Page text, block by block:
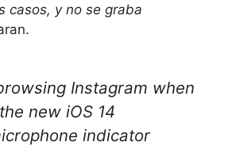
casos, y no se graba
Instagram when
new iOS 14
indicator